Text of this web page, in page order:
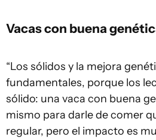
Vacas con buena
“Los sólidos y la mejora
fundamentales, porque los
sólido: una vaca con buena
mismo para darle de comer
regular, pero el impacto es